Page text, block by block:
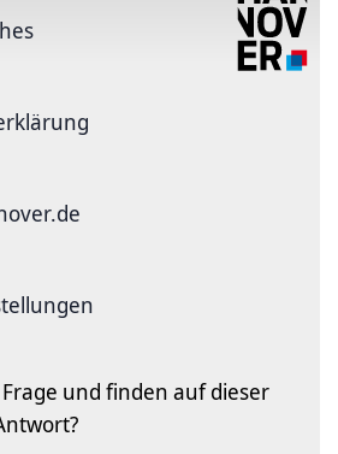
und finden auf dieser